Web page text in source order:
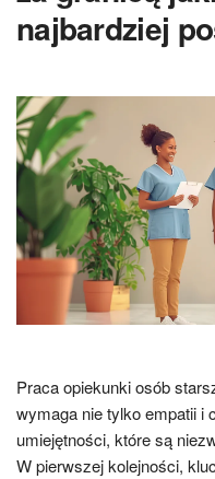
najbardziej
Praca opiekunki osób
wymaga nie tylko empatii i
umiejętności, które są
W pierwszej kolejności,